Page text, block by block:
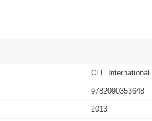
CLE International
9782090353648
2013